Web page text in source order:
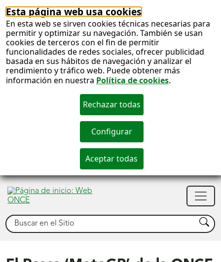
Esta página web usa cookies
En esta web se sirven cookies técnicas necesarias para
permitir y optimizar su navegación. También se usan
cookies de terceros con el fin de permitir
funcionalidades de redes sociales, ofrecer publicidad
basada en sus hábitos de navegación y analizar el
rendimiento y tráfico web. Puede obtener más
información en nuestra Política de cookies.
Buscar Buscar